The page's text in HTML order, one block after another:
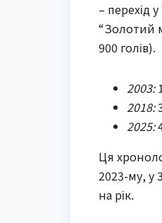
– перехід
“Золотий
900 голів).
2003:
2018:
2025:
Ця
2023-му, у
на рік.